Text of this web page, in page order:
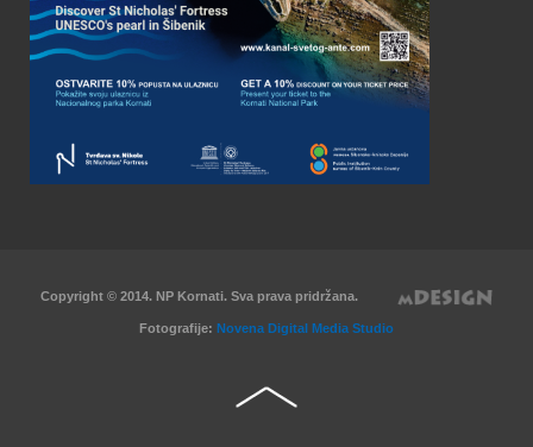
Copyright © 2014. NP Kornati. Sva prava pridržana.
Fotografije: Novena Digital Media Studio